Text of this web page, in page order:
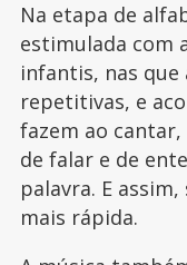
Na etapa de
estimulada com
infantis, nas que
repetitivas, e
fazem ao
de falar e de
palavra. E
mais rápida.